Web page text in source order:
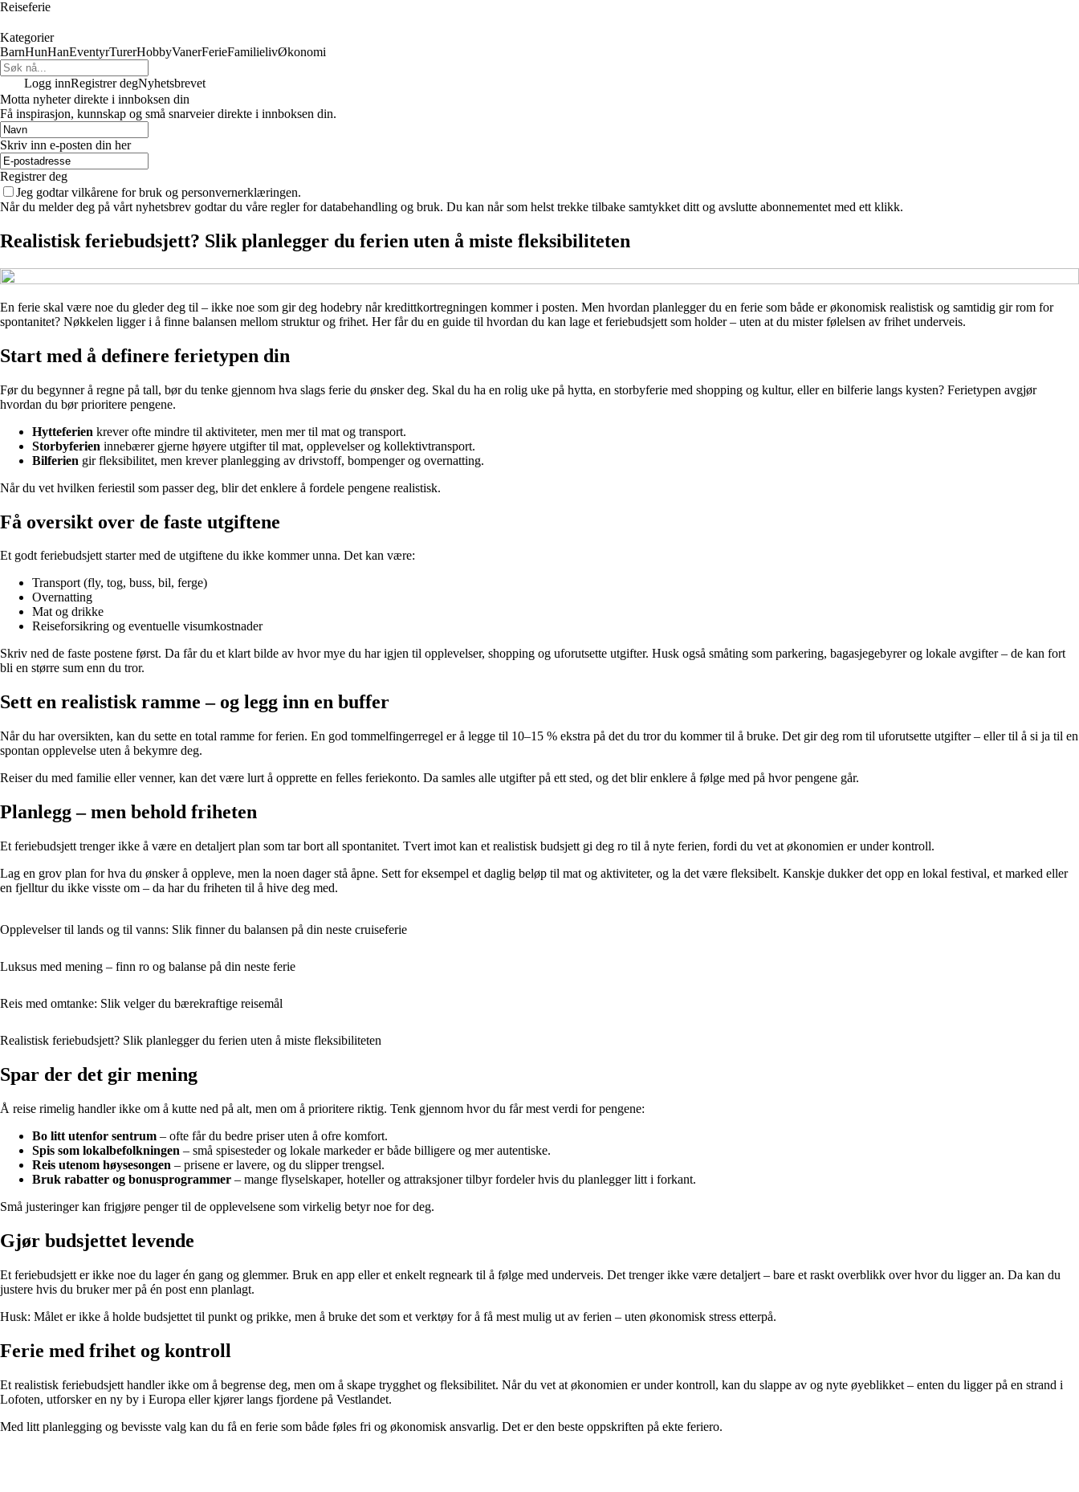
Reiseferie
Kategorier
BarnHunHanEventyrTurerHobbyVanerFerieFamilielivØkonomi
Logg innRegistrer degNyhetsbrevet
Motta nyheter direkte i innboksen din
Få inspirasjon, kunnskap og små snarveier direkte i innboksen din.
Skriv inn e-posten din her
Registrer deg
Jeg godtar vilkårene for bruk og personvernerklæringen.
Når du melder deg på vårt nyhetsbrev godtar du våre regler for databehandling og bruk. Du kan når som helst trekke tilbake samtykket ditt og avslutte abonnementet med ett klikk.
Realistisk feriebudsjett? Slik planlegger du ferien uten å miste fleksibiliteten
En ferie skal være noe du gleder deg til – ikke noe som gir deg hodebry når kredittkortregningen kommer i posten. Men hvordan planlegger du en ferie som både er økonomisk realistisk og samtidig gir rom for
spontanitet? Nøkkelen ligger i å finne balansen mellom struktur og frihet. Her får du en guide til hvordan du kan lage et feriebudsjett som holder – uten at du mister følelsen av frihet underveis.
Start med å definere ferietypen din
Før du begynner å regne på tall, bør du tenke gjennom hva slags ferie du ønsker deg. Skal du ha en rolig uke på hytta, en storbyferie med shopping og kultur, eller en bilferie langs kysten? Ferietypen avgjør
hvordan du bør prioritere pengene.
Hytteferien krever ofte mindre til aktiviteter, men mer til mat og transport.
Storbyferien innebærer gjerne høyere utgifter til mat, opplevelser og kollektivtransport.
Bilferien gir fleksibilitet, men krever planlegging av drivstoff, bompenger og overnatting.
Når du vet hvilken feriestil som passer deg, blir det enklere å fordele pengene realistisk.
Få oversikt over de faste utgiftene
Et godt feriebudsjett starter med de utgiftene du ikke kommer unna. Det kan være:
Transport (fly, tog, buss, bil, ferge)
Overnatting
Mat og drikke
Reiseforsikring og eventuelle visumkostnader
Skriv ned de faste postene først. Da får du et klart bilde av hvor mye du har igjen til opplevelser, shopping og uforutsette utgifter. Husk også småting som parkering, bagasjegebyrer og lokale avgifter – de kan fort
bli en større sum enn du tror.
Sett en realistisk ramme – og legg inn en buffer
Når du har oversikten, kan du sette en total ramme for ferien. En god tommelfingerregel er å legge til 10–15 % ekstra på det du tror du kommer til å bruke. Det gir deg rom til uforutsette utgifter – eller til å si ja til en
spontan opplevelse uten å bekymre deg.
Reiser du med familie eller venner, kan det være lurt å opprette en felles feriekonto. Da samles alle utgifter på ett sted, og det blir enklere å følge med på hvor pengene går.
Planlegg – men behold friheten
Et feriebudsjett trenger ikke å være en detaljert plan som tar bort all spontanitet. Tvert imot kan et realistisk budsjett gi deg ro til å nyte ferien, fordi du vet at økonomien er under kontroll.
Lag en grov plan for hva du ønsker å oppleve, men la noen dager stå åpne. Sett for eksempel et daglig beløp til mat og aktiviteter, og la det være fleksibelt. Kanskje dukker det opp en lokal festival, et marked eller
en fjelltur du ikke visste om – da har du friheten til å hive deg med.
Opplevelser til lands og til vanns: Slik finner du balansen på din neste cruiseferie
Luksus med mening – finn ro og balanse på din neste ferie
Reis med omtanke: Slik velger du bærekraftige reisemål
Realistisk feriebudsjett? Slik planlegger du ferien uten å miste fleksibiliteten
Spar der det gir mening
Å reise rimelig handler ikke om å kutte ned på alt, men om å prioritere riktig. Tenk gjennom hvor du får mest verdi for pengene:
Bo litt utenfor sentrum – ofte får du bedre priser uten å ofre komfort.
Spis som lokalbefolkningen – små spisesteder og lokale markeder er både billigere og mer autentiske.
Reis utenom høysesongen – prisene er lavere, og du slipper trengsel.
Bruk rabatter og bonusprogrammer – mange flyselskaper, hoteller og attraksjoner tilbyr fordeler hvis du planlegger litt i forkant.
Små justeringer kan frigjøre penger til de opplevelsene som virkelig betyr noe for deg.
Gjør budsjettet levende
Et feriebudsjett er ikke noe du lager én gang og glemmer. Bruk en app eller et enkelt regneark til å følge med underveis. Det trenger ikke være detaljert – bare et raskt overblikk over hvor du ligger an. Da kan du
justere hvis du bruker mer på én post enn planlagt.
Husk: Målet er ikke å holde budsjettet til punkt og prikke, men å bruke det som et verktøy for å få mest mulig ut av ferien – uten økonomisk stress etterpå.
Ferie med frihet og kontroll
Et realistisk feriebudsjett handler ikke om å begrense deg, men om å skape trygghet og fleksibilitet. Når du vet at økonomien er under kontroll, kan du slappe av og nyte øyeblikket – enten du ligger på en strand i
Lofoten, utforsker en ny by i Europa eller kjører langs fjordene på Vestlandet.
Med litt planlegging og bevisste valg kan du få en ferie som både føles fri og økonomisk ansvarlig. Det er den beste oppskriften på ekte feriero.